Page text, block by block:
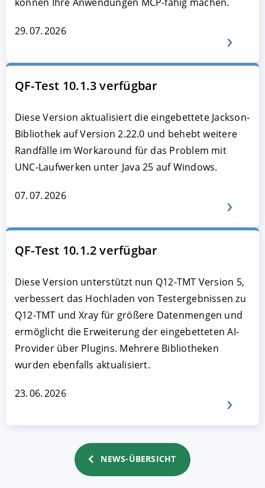
29. 07. 2026
QF-Test 10.1.3 verfügbar
Diese Version aktualisiert die eingebettete Jackson-
Bibliothek auf Version 2.22.0 und behebt weitere
Randfälle im Workaround für das Problem mit
UNC-Laufwerken unter Java 25 auf Windows.
07. 07. 2026
QF-Test 10.1.2 verfügbar
Diese Version unterstützt nun Q12-TMT Version 5,
verbessert das Hochladen von Testergebnissen zu
Q12-TMT und Xray für größere Datenmengen und
ermöglicht die Erweiterung der eingebetteten AI-
Provider über Plugins. Mehrere Bibliotheken
wurden ebenfalls aktualisiert.
23. 06. 2026
NEWS-ÜBERSICHT